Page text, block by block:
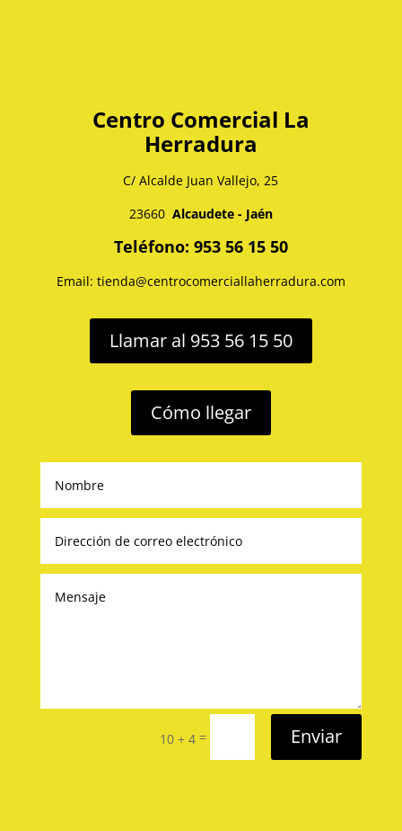
Centro Comercial La
Herradura
C/ Alcalde Juan Vallejo, 25
23660 Alcaudete - Jaén
Teléfono: 953 56 15 50
Email: tienda@centrocomerciallaherradura.com
Llamar al 953 56 15 50
Cómo llegar
10 + 4 = Enviar